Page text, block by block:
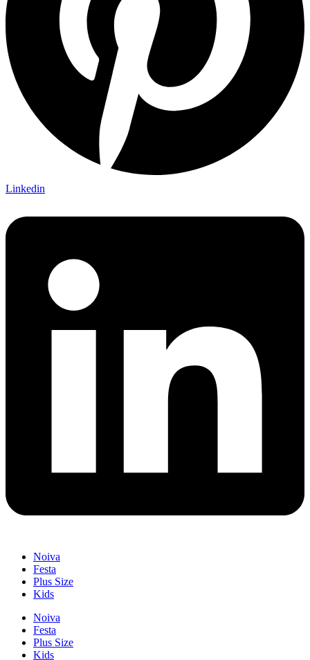
Linkedin
Noiva
Festa
Plus Size
Kids
Noiva
Festa
Plus Size
Kids